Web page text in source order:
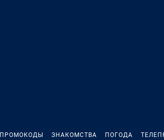
ПРОМОКОДЫ ЗНАКОМСТВА ПОГОДА